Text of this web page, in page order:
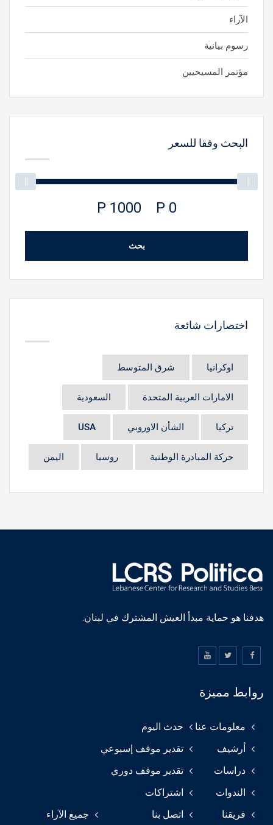
الآراء
رسوم بيانية
مؤتمر المسيحيين
البحث وفقا للسعر
0 P
1000 P
بحث
اختصارات شائعة
اوكرانيا شرق المتوسط
الامارات العربية المتحدة السعودية
تركيا الشأن الاوروبي USA
حركة المبادرة الوطنية روسيا اليمن
هدفنا هو حماية مبدأ العيش المشترك في لبنان.
روابط مميزة
معلومات عنا
أرشيف
دراسات
الندوات
فريقنا
حدث اليوم
تقدير موقف إسبوعي
تقدير موقف دوري
اشتراكات
اتصل بنا
جميع الآراء